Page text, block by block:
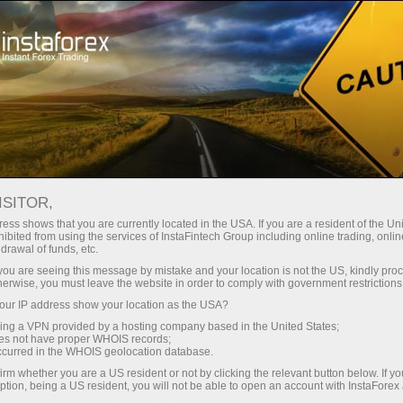
InstaForex bilan siz haqiqatan
ega bo‘lasiz: 1:5000 gacha kredit
yelkasi, bozordagi eng yaxshi
spred va komissiyalardan biri,
shuningdek aksiyalar va indekslar
bilan savdo qilish uchun qulay
shartlar.
Kichik
Har bir depozit uchun
30% bonus
Savdoda
va trassada tezlik
shows that you are currently located in the USA. If you are a resident of the
from using the services of InstaFintech Group including online trading,
of funds, etc.
are seeing this message by mistake and your location is not the US, kindly
you must leave the website in order to comply with government
IP address show your location as the USA?
a VPN provided by a hosting company based in the United States;
not have proper WHOIS records;
in the WHOIS geolocation database.
whether you are a US resident or not by clicking the relevant button below. If
being a US resident, you will not be able to open an account with InstaForex